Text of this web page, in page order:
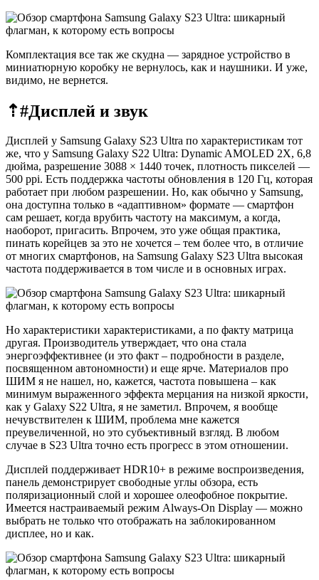
Комплектация все так же скудна — зарядное устройство в
миниатюрную коробку не вернулось, как и наушники. И уже,
видимо, не вернется.
⇡#Дисплей и звук
Дисплей у Samsung Galaxy S23 Ultra по характеристикам тот
же, что у Samsung Galaxy S22 Ultra: Dynamic AMOLED 2X, 6,8
дюйма, разрешение 3088 × 1440 точек, плотность пикселей —
500 ppi. Есть поддержка частоты обновления в 120 Гц, которая
работает при любом разрешении. Но, как обычно у Samsung,
она доступна только в «адаптивном» формате — смартфон
сам решает, когда врубить частоту на максимум, а когда,
наоборот, пригасить. Впрочем, это уже общая практика,
пинать корейцев за это не хочется – тем более что, в отличие
от многих смартфонов, на Samsung Galaxy S23 Ultra высокая
частота поддерживается в том числе и в основных играх.
Но характеристики характеристиками, а по факту матрица
другая. Производитель утверждает, что она стала
энергоэффективнее (и это факт – подробности в разделе,
посвященном автономности) и еще ярче. Материалов про
ШИМ я не нашел, но, кажется, частота повышена – как
минимум выраженного эффекта мерцания на низкой яркости,
как у Galaxy S22 Ultra, я не заметил. Впрочем, я вообще
нечувствителен к ШИМ, проблема мне кажется
преувеличенной, но это субъективный взгляд. В любом
случае в S23 Ultra точно есть прогресс в этом отношении.
Дисплей поддерживает HDR10+ в режиме воспроизведения,
панель демонстрирует свободные углы обзора, есть
поляризационный слой и хорошее олеофобное покрытие.
Имеется настраиваемый режим Always-On Display — можно
выбрать не только что отображать на заблокированном
дисплее, но и как.